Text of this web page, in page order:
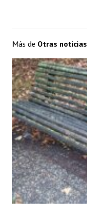
Más de Otras noticias